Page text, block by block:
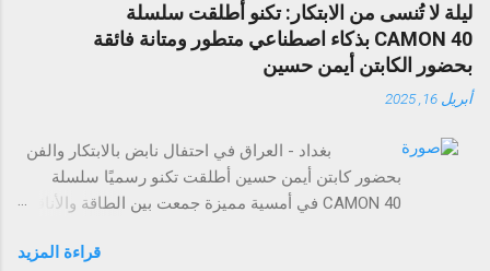
ليلة لا تُنسى من الابتكار: تكنو أطلقت سلسلة
CAMON 40 بذكاء اصطناعي متطور ومتانة فائقة
بحضور الكابتن أيمن حسين
أبريل 16, 2025
بغداد - العراق في احتفال نابض بالابتكار والفن
بحضور كابتن أيمن حسين أطلقت تكنو رسميًا سلسلة
CAMON 40 في أمسية مميزة جمعت بين الطاقة والأناقة
الإعلام، والمؤثرين في مجال التقنية، وضيوف مميزون
قراءة المزيد